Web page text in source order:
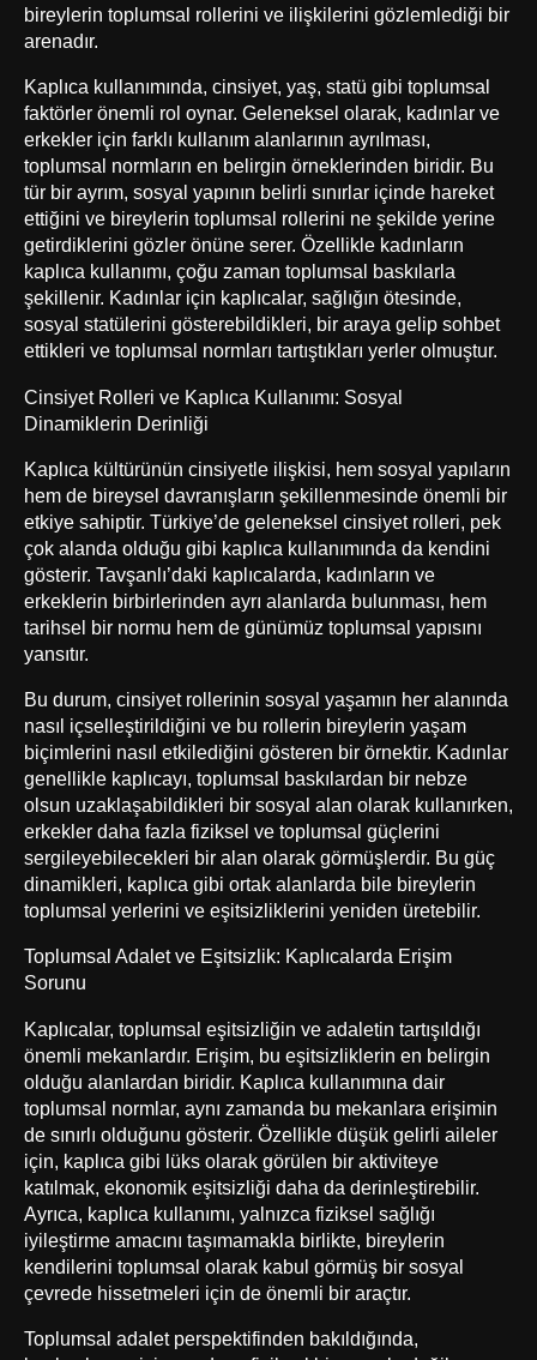
bireylerin toplumsal rollerini ve ilişkilerini gözlemlediği bir
arenadır.
Kaplıca kullanımında, cinsiyet, yaş, statü gibi toplumsal
faktörler önemli rol oynar. Geleneksel olarak, kadınlar ve
erkekler için farklı kullanım alanlarının ayrılması,
toplumsal normların en belirgin örneklerinden biridir. Bu
tür bir ayrım, sosyal yapının belirli sınırlar içinde hareket
ettiğini ve bireylerin toplumsal rollerini ne şekilde yerine
getirdiklerini gözler önüne serer. Özellikle kadınların
kaplıca kullanımı, çoğu zaman toplumsal baskılarla
şekillenir. Kadınlar için kaplıcalar, sağlığın ötesinde,
sosyal statülerini gösterebildikleri, bir araya gelip sohbet
ettikleri ve toplumsal normları tartıştıkları yerler olmuştur.
Cinsiyet Rolleri ve Kaplıca Kullanımı: Sosyal
Dinamiklerin Derinliği
Kaplıca kültürünün cinsiyetle ilişkisi, hem sosyal yapıların
hem de bireysel davranışların şekillenmesinde önemli bir
etkiye sahiptir. Türkiye’de geleneksel cinsiyet rolleri, pek
çok alanda olduğu gibi kaplıca kullanımında da kendini
gösterir. Tavşanlı’daki kaplıcalarda, kadınların ve
erkeklerin birbirlerinden ayrı alanlarda bulunması, hem
tarihsel bir normu hem de günümüz toplumsal yapısını
yansıtır.
Bu durum, cinsiyet rollerinin sosyal yaşamın her alanında
nasıl içselleştirildiğini ve bu rollerin bireylerin yaşam
biçimlerini nasıl etkilediğini gösteren bir örnektir. Kadınlar
genellikle kaplıcayı, toplumsal baskılardan bir nebze
olsun uzaklaşabildikleri bir sosyal alan olarak kullanırken,
erkekler daha fazla fiziksel ve toplumsal güçlerini
sergileyebilecekleri bir alan olarak görmüşlerdir. Bu güç
dinamikleri, kaplıca gibi ortak alanlarda bile bireylerin
toplumsal yerlerini ve eşitsizliklerini yeniden üretebilir.
Toplumsal Adalet ve Eşitsizlik: Kaplıcalarda Erişim
Sorunu
Kaplıcalar, toplumsal eşitsizliğin ve adaletin tartışıldığı
önemli mekanlardır. Erişim, bu eşitsizliklerin en belirgin
olduğu alanlardan biridir. Kaplıca kullanımına dair
toplumsal normlar, aynı zamanda bu mekanlara erişimin
de sınırlı olduğunu gösterir. Özellikle düşük gelirli aileler
için, kaplıca gibi lüks olarak görülen bir aktiviteye
katılmak, ekonomik eşitsizliği daha da derinleştirebilir.
Ayrıca, kaplıca kullanımı, yalnızca fiziksel sağlığı
iyileştirme amacını taşımamakla birlikte, bireylerin
kendilerini toplumsal olarak kabul görmüş bir sosyal
çevrede hissetmeleri için de önemli bir araçtır.
Toplumsal adalet perspektifinden bakıldığında,